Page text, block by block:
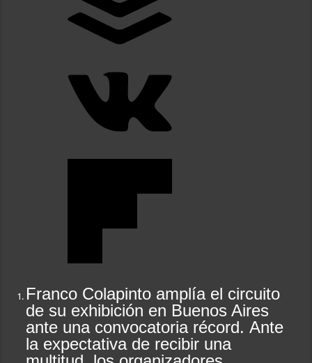
Franco Colapinto amplía el circuito
de su exhibición en Buenos Aires
ante una convocatoria récord. Ante
la expectativa de recibir una